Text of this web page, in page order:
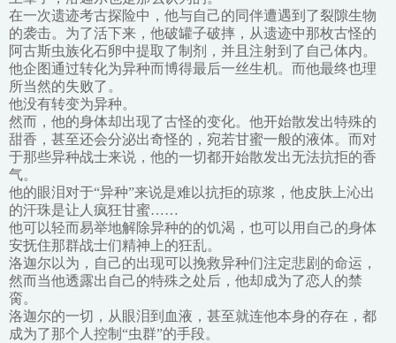
在一次遗迹考古探险中，他与自己的同伴遭遇到了裂隙生物
的袭击。为了活下来，他破罐子破摔，从遗迹中那枚古怪的
阿古斯虫族化石卵中提取了制剂，并且注射到了自己体内。
他企图通过转化为异种而博得最后一丝生机。而他最终也理
所当然的失败了。
他没有转变为异种。
然而，他的身体却出现了古怪的变化。他开始散发出特殊的
甜香，甚至还会分泌出奇怪的，宛若甘蜜一般的液体。而对
于那些异种战士来说，他的一切都开始散发出无法抗拒的香
气。
他的眼泪对于“异种”来说是难以抗拒的琼浆，他皮肤上沁出
的汗珠是让人疯狂甘蜜……
他可以轻而易举地解除异种的的饥渴，也可以用自己的身体
安抚住那群战士们精神上的狂乱。
洛迦尔以为，自己的出现可以挽救异种们注定悲剧的命运，
然而当他透露出自己的特殊之处后，他却成为了恋人的禁
脔。
洛迦尔的一切，从眼泪到血液，甚至就连他本身的存在，都
成为了那个人控制“虫群”的手段。